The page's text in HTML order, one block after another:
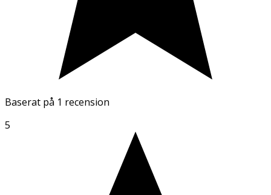
Baserat på 1 recension
5